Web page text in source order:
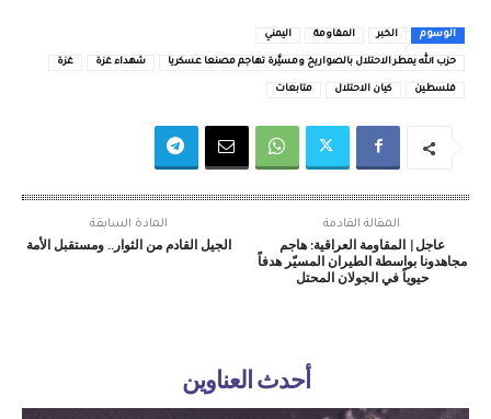
الوسوم الخبر المقاومة اليمني
حزب الله يمطر الاحتلال بالصواريخ ومسيَّرة تهاجم مصنعا عسكريا شهداء غزة غزة
فلسطين كيان الاحتلال متابعات
المادة السابقة
الجيل القادم من الثوار.. ومستقبل الأمة
المقالة القادمة
عاجل| المقاومة العراقية: هاجم
مجاهدونا بواسطة الطيران المسيّر هدفاً
حيوياً في الجولان المحتل
أحدث العناوين